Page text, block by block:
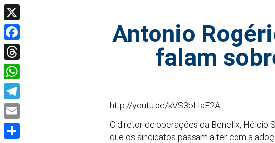
Antonio
falam
http://youtu.be/kVS3bLIaE2A
O diretor de operações da Benefix, Hélcio
que os sindicatos passam a ter com a
X
Facebook
Threads
WhatsApp
Telegram
Email